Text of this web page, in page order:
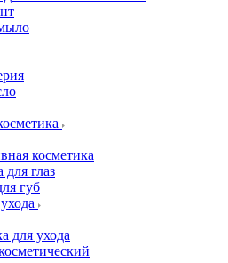
косметика
глаз
губ
для ухода